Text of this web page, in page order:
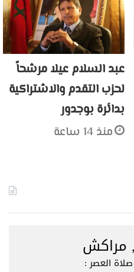
عبد السلام عيلا مرشحاً
لحزب التقدم والاشتراكية
بدائرة بوجدور
منذ 14 ساعة